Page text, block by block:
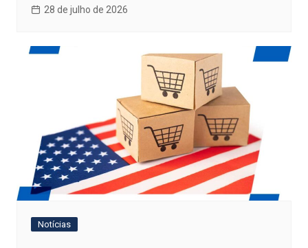
28 de julho de 2026
Notícias